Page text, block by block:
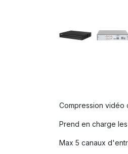
Compression vidéo
Prend en charge
Max 5 canaux